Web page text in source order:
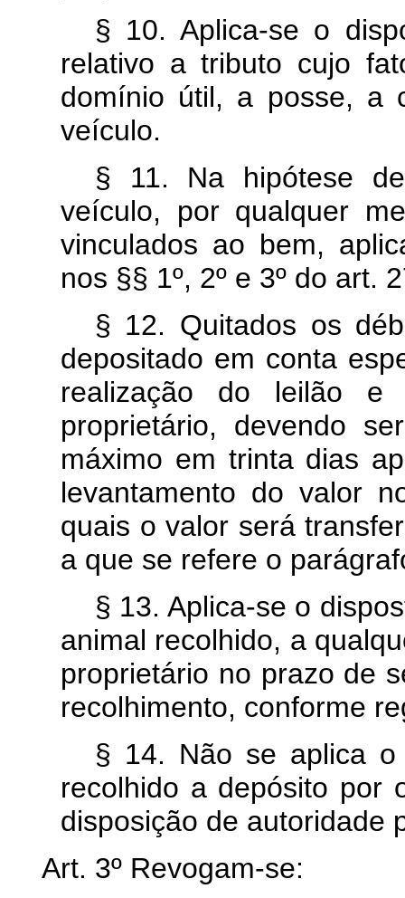
§ 10. Aplica-se o
relativo a tributo cujo
domínio útil, a posse, a
veículo.
§ 11. Na hipótese
veículo, por qualquer
vinculados ao bem,
nos §§ 1º, 2º e 3º do art.
§ 12. Quitados os
depositado em conta
realização do leilão e
proprietário, devendo
máximo em trinta dias
levantamento do valor
quais o valor será
a que se refere o
§ 13. Aplica-se o
animal recolhido, a
proprietário no prazo de
recolhimento, conforme
§ 14. Não se aplica
recolhido a depósito por
disposição de autoridade
Art. 3º Revogam-se: